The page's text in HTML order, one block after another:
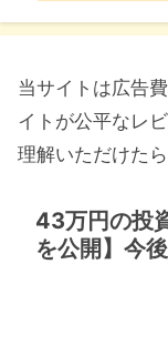
当サイトは広告
イトが公平なレ
理解いただけたら
43万円の投
を公開】今